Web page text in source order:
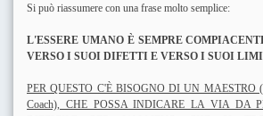
Si può riassumere con una frase molto semplice:
L'ESSERE UMANO È SEMPRE
VERSO I SUOI DIFETTI E VERSO I SUOI
PER QUESTO C'È BISOGNO DI UN MAESTRO
Coach), CHE POSSA INDICARE LA VIA DA